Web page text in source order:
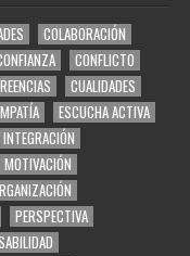
COLABORACIÓN
CONFLICTO
CUALIDADES
ESCUCHA ACTIVA
INTEGRACIÓN
MOTIVACIÓN
PERSPECTIVA